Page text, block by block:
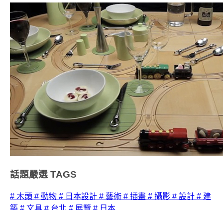
話題嚴選 TAGS
# 木頭 # 動物 # 日本設計 # 藝術 # 插畫 # 攝影 # 設計 # 建
築 # 文具 # 台北 # 展覽 # 日本